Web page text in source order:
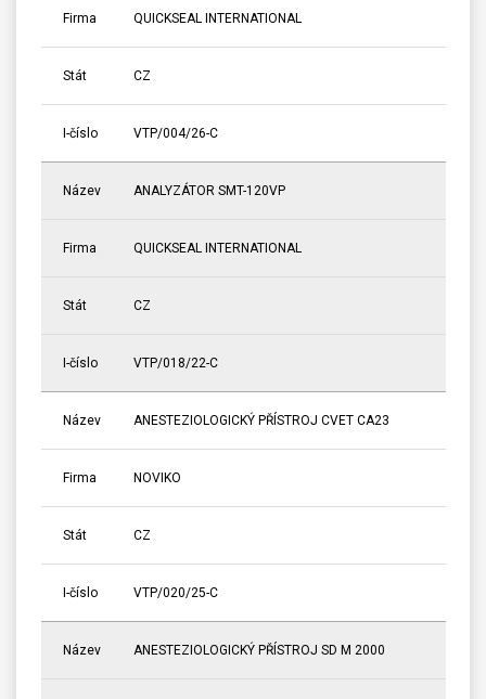
Firma QUICKSEAL INTERNATIONAL
Stát CZ
I-číslo VTP/004/26-C
Název ANALYZÁTOR SMT-120VP
Firma QUICKSEAL INTERNATIONAL
Stát CZ
I-číslo VTP/018/22-C
Název ANESTEZIOLOGICKÝ PŘÍSTROJ CVET CA23
Firma NOVIKO
Stát CZ
I-číslo VTP/020/25-C
Název ANESTEZIOLOGICKÝ PŘÍSTROJ SD M 2000